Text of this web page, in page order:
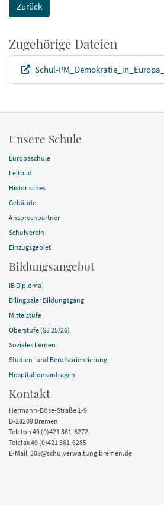
Zurück
Zugehörige Dateien
Schul-
Unsere Schule
Europaschule
Leitbild
Historisches
Gebäude
Ansprechpartner
Schulverein
Einzugsgebiet
Bildungsangebot
IB Diploma
Bilingualer Bildungsgang
Mittelstufe
Oberstufe (SJ 25/26)
Soziales Lernen
Studien- und Berufsorientierung
Hospitationsanfragen
Kontakt
Hermann-Böse-Straße 1-9
D-28209 Bremen
Telefon 49 (0)421 361-6272
Telefax 49 (0)421 361-6285
E-Mail: 308@schulverwaltung.bremen.de